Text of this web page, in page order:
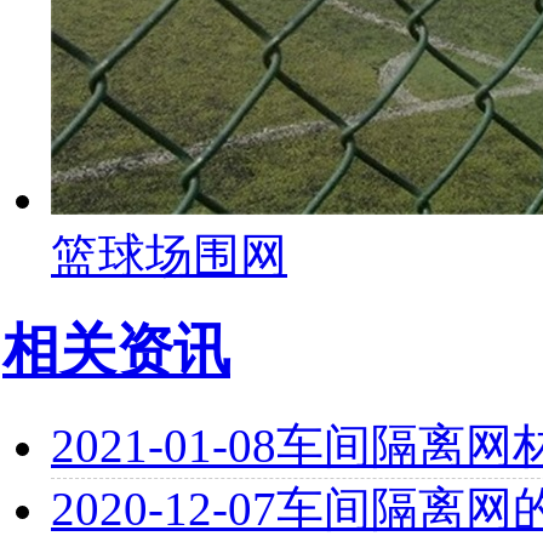
篮球场围网
相关资讯
2021-01-08车间隔离网
2020-12-07车间隔离网